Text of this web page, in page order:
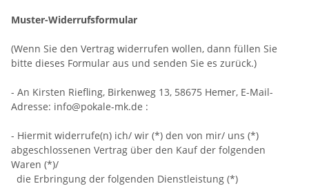
Muster-Widerrufsformular
(Wenn Sie den Vertrag widerrufen wollen, dann füllen Sie
bitte dieses Formular aus und senden Sie es zurück.)
- An Kirsten Riefling, Birkenweg 13, 58675 Hemer, E-Mail-
Adresse: info@pokale-mk.de :
- Hiermit widerrufe(n) ich/ wir (*) den von mir/ uns (*)
abgeschlossenen Vertrag über den Kauf der folgenden
Waren (*)/
die Erbringung der folgenden Dienstleistung (*)